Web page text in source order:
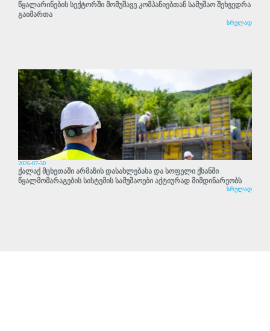
წყალარინების სექტორში მომუშავე კომპანიებთან სამუშაო შეხვედრა
გაიმართა
სრულად
2026-07-30
ქალაქ მცხეთაში არმაზის დასახლებასა და სოფელი ქსანში
წყალმომარაგების სისტემის სამუშაოები აქტიურად მიმდინარეობს
სრულად